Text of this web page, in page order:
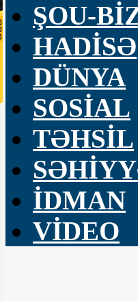
ŞOU-
HADİSƏ
DÜNYA
SOSİAL
TƏHSİL
İDMAN
VİDEO